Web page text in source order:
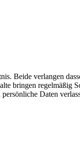
Beide verlangen
bringen regelmäßig
Daten